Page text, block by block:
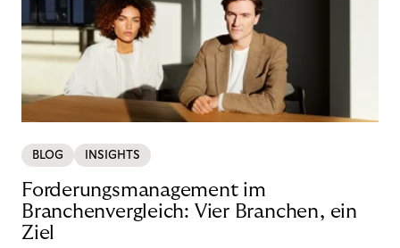
BLOG INSIGHTS
Forderungsmanagement im
Branchenvergleich: Vier Branchen, ein
Ziel